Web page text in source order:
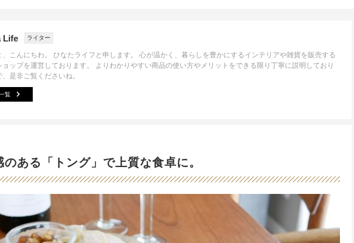
Life ライター
、こんにちわ。 ひなたライフと申します。 心が温かく、暮らしを豊かにするインテリアや雑貨を販売する
ョップを運営しております。 よりわかりやすい商品の使い方やメリットをできる限り丁寧に説明しており
、是非ご覧くださいね。
覧
ある「トング」で上質な食卓に。